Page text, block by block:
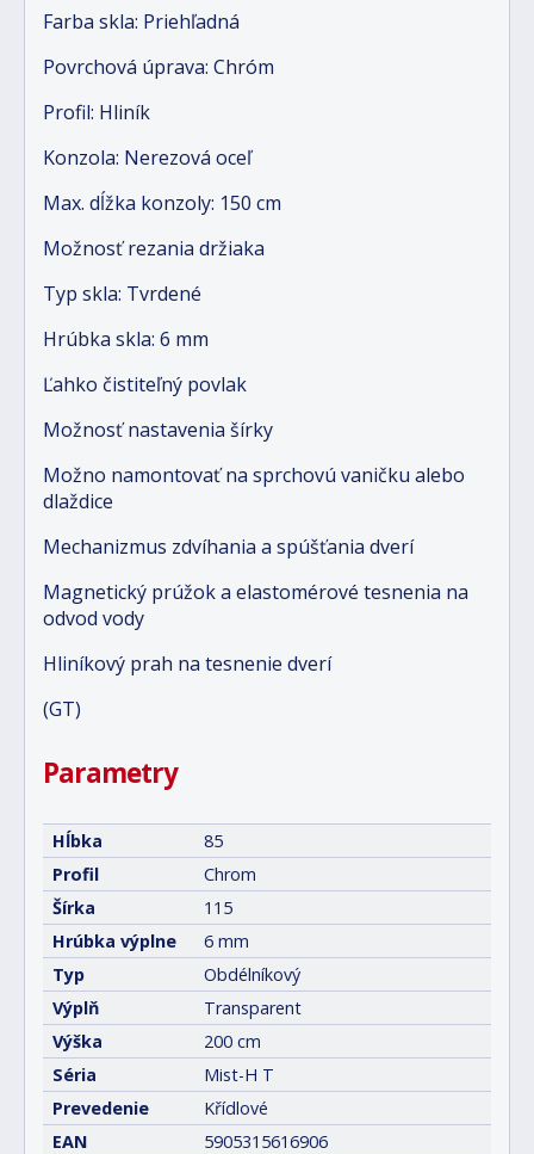
Farba skla: Priehľadná
Povrchová úprava: Chróm
Profil: Hliník
Konzola: Nerezová oceľ
Max. dĺžka konzoly: 150 cm
Možnosť rezania držiaka
Typ skla: Tvrdené
Hrúbka skla: 6 mm
Ľahko čistiteľný povlak
Možnosť nastavenia šírky
Možno namontovať na sprchovú vaničku alebo
dlaždice
Mechanizmus zdvíhania a spúšťania dverí
Magnetický prúžok a elastomérové tesnenia na
odvod vody
Hliníkový prah na tesnenie dverí
(GT)
Parametry
Hĺbka
85
Profil
Chrom
Šírka
115
Hrúbka výplne
6 mm
Typ
Obdélníkový
Výplň
Transparent
Výška
200 cm
Séria
Mist-H T
Prevedenie
Křídlové
EAN
5905315616906